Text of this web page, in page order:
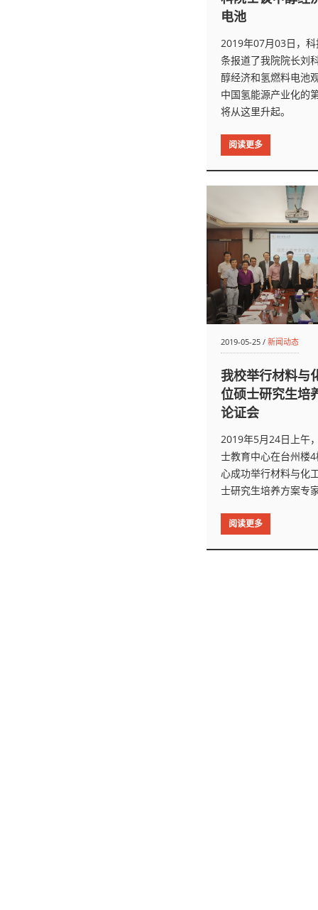
电池
2019年07月03日，
条报道了我院院长刘
醇经济和氢燃料电池
中国氢能源产业化的
将从这里升起。
阅读更多
2019-05-25 /新闻动态
我校举行材料与
位硕士研究生培
论证会
2019年5月24日上午
士教育中心在台州楼
心成功举行材料与化
士研究生培养方案专
阅读更多